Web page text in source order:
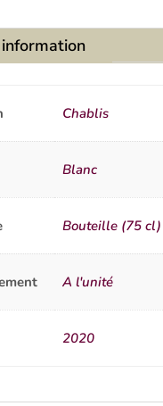
Chablis
Blanc
Bouteille (75 cl)
A l'unité
2020